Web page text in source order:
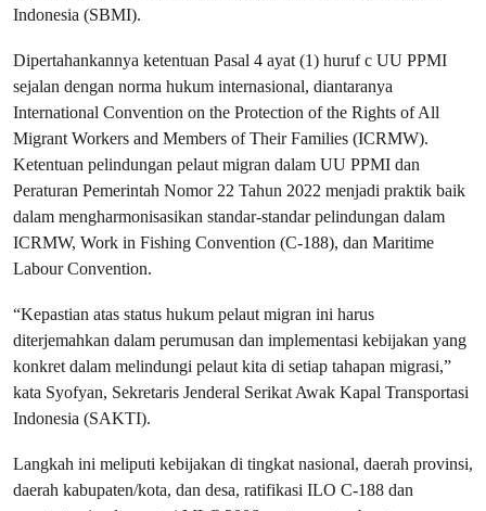
Indonesia (SBMI).
Dipertahankannya ketentuan Pasal 4 ayat (1) huruf c UU PPMI
sejalan dengan norma hukum internasional, diantaranya
International Convention on the Protection of the Rights of All
Migrant Workers and Members of Their Families (ICRMW).
Ketentuan pelindungan pelaut migran dalam UU PPMI dan
Peraturan Pemerintah Nomor 22 Tahun 2022 menjadi praktik baik
dalam mengharmonisasikan standar-standar pelindungan dalam
ICRMW, Work in Fishing Convention (C-188), dan Maritime
Labour Convention.
“Kepastian atas status hukum pelaut migran ini harus
diterjemahkan dalam perumusan dan implementasi kebijakan yang
konkret dalam melindungi pelaut kita di setiap tahapan migrasi,”
kata Syofyan, Sekretaris Jenderal Serikat Awak Kapal Transportasi
Indonesia (SAKTI).
Langkah ini meliputi kebijakan di tingkat nasional, daerah provinsi,
daerah kabupaten/kota, dan desa, ratifikasi ILO C-188 dan